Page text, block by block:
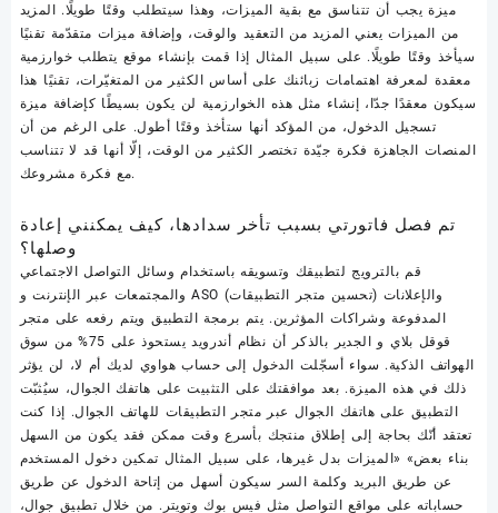
ميزة يجب أن تتناسق مع بقية الميزات، وهذا سيتطلب وقتًا طويلًا. المزيد
من الميزات يعني المزيد من التعقيد والوقت، وإضافة ميزات متقدّمة تقنيًا
سيأخذ وقتًا طويلًا. على سبيل المثال إذا قمت بإنشاء موقع يتطلب خوارزمية
معقدة لمعرفة اهتمامات زبائنك على أساس الكثير من المتغيّرات، تقنيًا هذا
سيكون معقدًا جدّا، إنشاء مثل هذه الخوارزمية لن يكون بسيطًا كإضافة ميزة
تسجيل الدخول، من المؤكد أنها ستأخذ وقتًا أطول. على الرغم من أن
المنصات الجاهزة فكرة جيّدة تختصر الكثير من الوقت، إلّا أنها قد لا تتناسب
مع فكرة مشروعك.
تم فصل فاتورتي بسبب تأخر سدادها، كيف يمكنني إعادة
وصلها؟
قم بالترويج لتطبيقك وتسويقه باستخدام وسائل التواصل الاجتماعي
والمجتمعات عبر الإنترنت و ASO (تحسين متجر التطبيقات) والإعلانات
المدفوعة وشراكات المؤثرين. يتم برمجة التطبيق ويتم رفعه على متجر
قوقل بلاي و الجدير بالذكر أن نظام أندرويد يستحوذ على 75% من سوق
الهواتف الذكية. سواء أسجّلت الدخول إلى حساب هواوي لديك أم لا، لن يؤثر
ذلك في هذه الميزة. بعد موافقتك على التثبيت على هاتفك الجوال، سيُثبّت
التطبيق على هاتفك الجوال عبر متجر التطبيقات للهاتف الجوال. إذا كنت
تعتقد أنّك بحاجة إلى إطلاق منتجك بأسرع وقت ممكن فقد يكون من السهل
بناء بعض» «الميزات بدل غيرها، على سبيل المثال تمكين دخول المستخدم
عن طريق البريد وكلمة السر سيكون أسهل من إتاحة الدخول عن طريق
حساباته على مواقع التواصل مثل فيس بوك وتويتر. من خلال تطبيق جوال،